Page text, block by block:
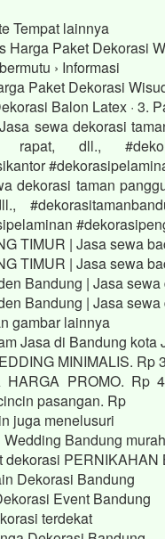
Tempat lainnya
Harga Paket Dekorasi
› Informasi
Paket Dekorasi
Balon Latex · 3.
sewa dekorasi
rapat, dll.,
dekorasi taman
TIMUR | Jasa sewa
TIMUR | Jasa sewa
Bandung | Jasa
Bandung | Jasa
gambar lainnya
Jasa di Bandung kota
MINIMALIS.
HARGA PROMO. Rp
pasangan. Rp
juga menelusuri
Wedding Bandung murah
dekorasi PERNIKAHAN
Dekorasi Bandung
Event Bandung
terdekat